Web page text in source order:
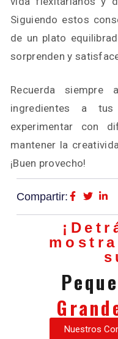
Siguiendo estos
de un plato
sorprenden y
Recuerda
ingredientes a tus
experimentar con
mantener la
¡Buen provecho!
Compartir:
Nuestros